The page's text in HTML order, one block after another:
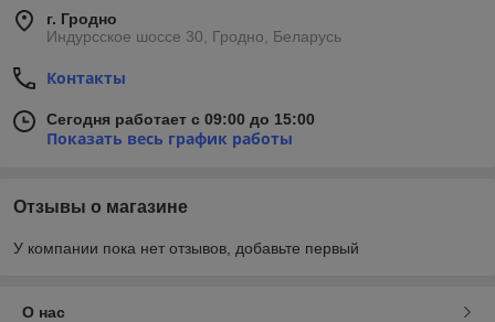
г. Гродно
Индурсское шоссе 30, Гродно, Беларусь
Контакты
Сегодня работает с 09:00 до 15:00
Показать весь график работы
Отзывы о магазине
У компании пока нет отзывов, добавьте первый
О нас